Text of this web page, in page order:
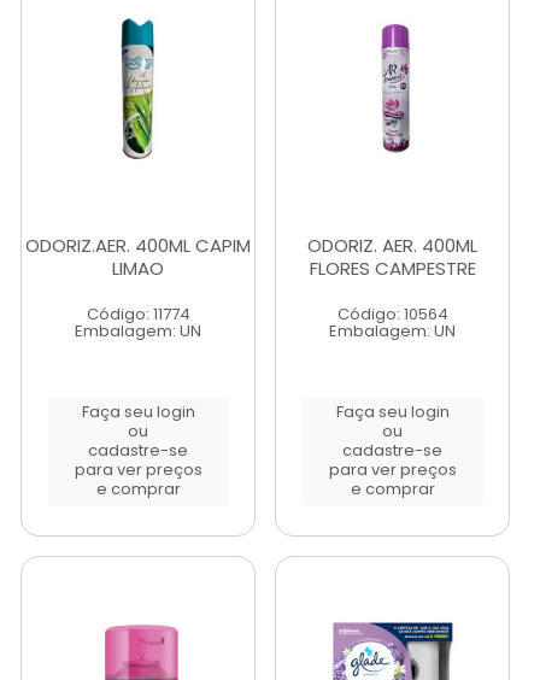
ODORIZ.AER. 400ML CAPIM
LIMAO
Código: 11774
Embalagem: UN
Faça seu login
ou
cadastre-se
para ver preços
e comprar
ODORIZ. AER. 400ML
FLORES CAMPESTRE
Código: 10564
Embalagem: UN
Faça seu login
ou
cadastre-se
para ver preços
e comprar